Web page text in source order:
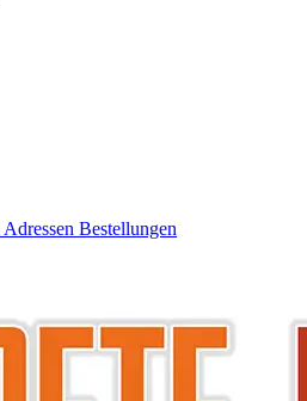
Adressen Bestellungen